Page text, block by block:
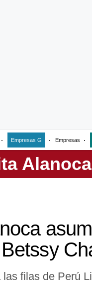
Empresas G Empresas
filas de Perú